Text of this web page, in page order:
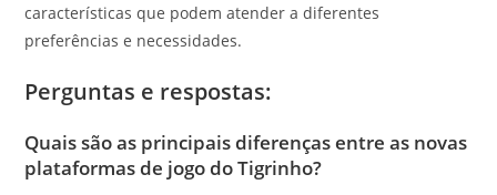
características que podem atender a diferentes
preferências e necessidades.
Perguntas e respostas:
Quais são as principais diferenças entre as novas
plataformas de jogo do Tigrinho?